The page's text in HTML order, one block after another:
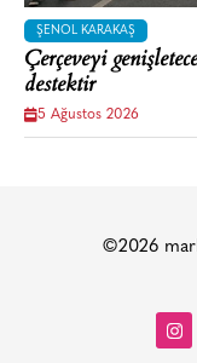
ŞENOL KARAKAŞ
Çerçeveyi
destektir
5 Ağustos 2026
©2026